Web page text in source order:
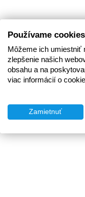
Používame cookies
Môžeme ich umiestniť
zlepšenie našich
obsahu a na
viac informácií o
Zamietnuť